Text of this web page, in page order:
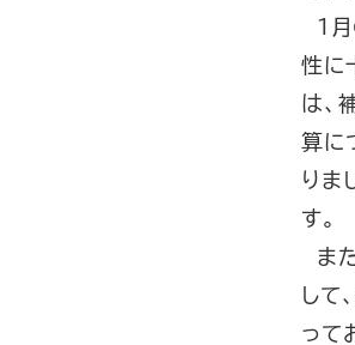
１
性に
は、
算に
りま
す。
ま
して
って